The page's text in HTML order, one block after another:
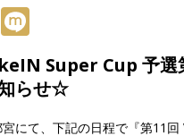
Li
ix
iSuper Cup 予選
らせ☆
にて、下記の日程で『第11回